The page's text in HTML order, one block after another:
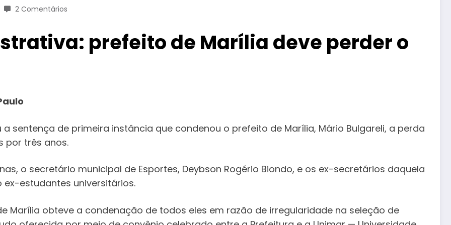
2 Comentários
prefeito de Marília deve perder o
sentença de primeira instância que condenou o prefeito de Marília, Mário Bulgareli, a perda
por três anos.
o secretário municipal de Esportes, Deybson Rogério Biondo, e os ex-secretários daquela
ex-estudantes universitários.
Marília obteve a condenação de todos eles em razão de irregularidade na seleção de